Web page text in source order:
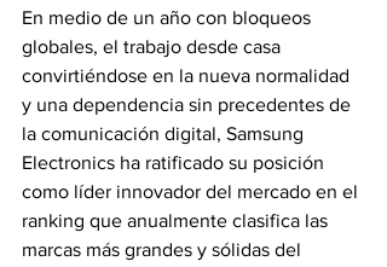
En medio de un año con bloqueos
globales, el trabajo desde casa
convirtiéndose en la nueva normalidad
y una dependencia sin precedentes de
la comunicación digital, Samsung
Electronics ha ratificado su posición
como líder innovador del mercado en el
ranking que anualmente clasifica las
marcas más grandes y sólidas del